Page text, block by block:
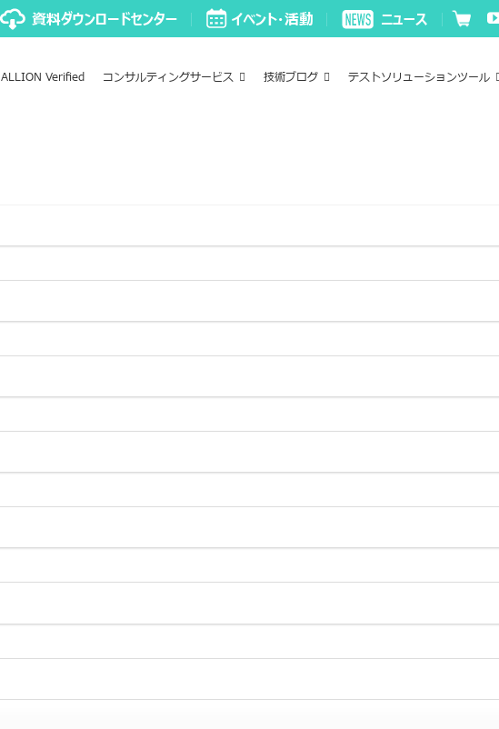
ALLION Verified コンサルティングサービス 技術ブログ テストソリューションツール